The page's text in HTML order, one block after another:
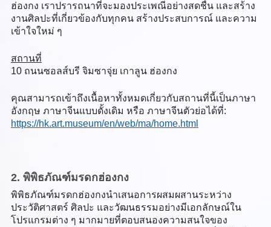
ฮ่องกง เราปรารถนาที่จะมองประเพณีอย่างสดชื่น และสร้าง
งานศิลปะที่เกี่ยวข้องกับทุกคน สร้างประสบการณ์ และความ
เข้าใจใหม่ ๆ
สถานที่
10 ถนนซอลส์บรี จิมซาจุ่ย เกาลูน ฮ่องกง
คุณสามารถเข้าถึงเนื้อหาทั้งหมดเกี่ยวกับสถานที่นี้เป็นภาษา
อังกฤษ ภาษาจีนแบบดั้งเดิม หรือ ภาษาจีนตัวย่อได้ที่:
https://hk.art.museum/en/web/ma/home.html
2. พิพิธภัณฑ์มรดกฮ่องกง
พิพิธภัณฑ์มรดกฮ่องกงนำเสนอการผสมผสานระหว่าง
ประวัติศาสตร์ ศิลปะ และวัฒนธรรมอย่างมีเอกลักษณ์ใน
โปรแกรมต่าง ๆ มากมายที่ตอบสนองความสนใจของ